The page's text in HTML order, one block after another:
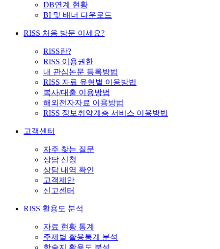
DB연계 현황
BI 및 배너 다운로드
RISS 처음 방문 이세요?
RISS란?
RISS 이용권한
내 관심논문 등록방법
RISS 자료 유형별 이용방법
복사/대출 이용방법
해외전자자료 이용방법
RISS 정보취약계층 서비스 이용방법
고객센터
자주 찾는 질문
상담 신청
상담 내역 확인
고객제안
신고센터
RISS 활용도 분석
자료 현황 통계
주제별 활용통계 분석
학술지 활용도 분석